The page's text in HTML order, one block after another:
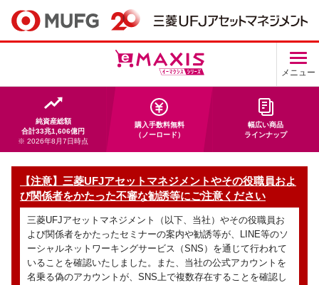
メニュー
純資産総額
合計33兆1,606億円
※ 2026年8月7日時点
購入手数料無料
（ノーロード）
幅広い商品
ラインナップ
【注意】三菱UFJアセットマネジメントやその役職員およ
び関係者をかたった不審な勧誘等にご注意ください
三菱UFJアセットマネジメント（以下、当社）やその役職員お
よび関係者をかたったセミナーの案内や勧誘等が、LINE等のソ
ーシャルネットワーキングサービス（SNS）を通じて行われて
いることを確認いたしました。また、当社の公式アカウントを
名乗る偽のアカウントが、SNS上で複数存在することを確認し